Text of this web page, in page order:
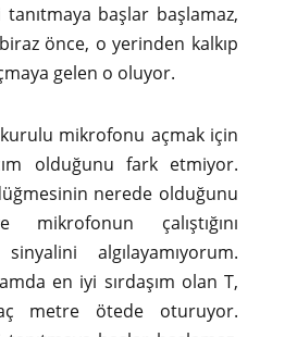
başlar başlamaz,
önce, o yerinden kalkıp
gelen o oluyor.
mikrofonu açmak için
olduğunu fark etmiyor.
nerede olduğunu
mikrofonun çalıştığını
algılayamıyorum.
en iyi sırdaşım olan T,
metre ötede oturuyor.